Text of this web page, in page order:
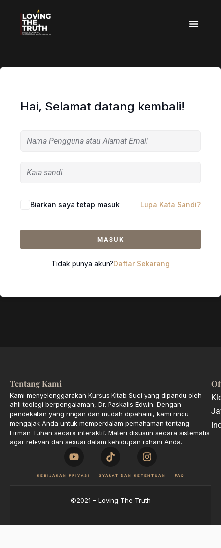
Hai, Selamat datang kembali!
Biarkan saya tetap masuk Lupa Kata Sandi?
MASUK
Tidak punya akun?Daftar Sekarang
Tentang Kami
Kami menyelenggarakan Kursus Kitab Suci yang dipandu oleh
ahli teologi berpengalaman, Dr. Paskalis Edwin. Dengan
pendekatan yang ringan dan mudah dipahami, kami rindu
mengajak Anda untuk memperdalam pemahaman tentang
Firman Tuhan secara interaktif. Materi disusun secara sistematis
agar relevan dan sesuai dalam kehidupan rohani Anda.
KEBIJAKAN PRIVASI SYARAT DAN KETENTUAN FAQ
©2021 – Loving The Truth